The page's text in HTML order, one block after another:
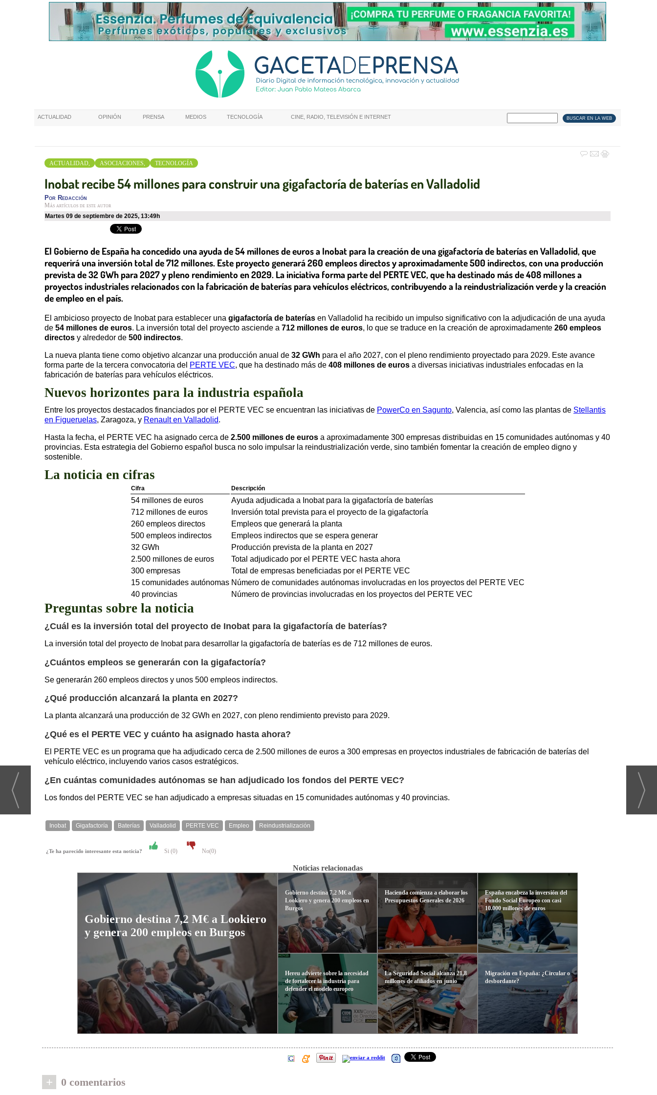
ACTUALIDAD OPINIÓN PRENSA MEDIOS TECNOLOGÍA CINE, RADIO, TELEVISIÓN E INTERNET
ACTUALIDAD, ASOCIACIONES, TECNOLOGÍA
Inobat recibe 54 millones para construir una gigafactoría de baterías en Valladolid
Por Redacción
Más artículos de este autor
martes 09 de septiembre de 2025, 13:49h
El Gobierno de España ha concedido una ayuda de 54 millones de euros a Inobat para la creación de una gigafactoría de baterías en Valladolid, que
requerirá una inversión total de 712 millones. Este proyecto generará 260 empleos directos y aproximadamente 500 indirectos, con una producción
prevista de 32 GWh para 2027 y pleno rendimiento en 2029. La iniciativa forma parte del PERTE VEC, que ha destinado más de 408 millones a
proyectos industriales relacionados con la fabricación de baterías para vehículos eléctricos, contribuyendo a la reindustrialización verde y la creación
de empleo en el país.
El ambicioso proyecto de Inobat para establecer una gigafactoría de baterías en Valladolid ha recibido un impulso significativo con la adjudicación de una ayuda
de 54 millones de euros. La inversión total del proyecto asciende a 712 millones de euros, lo que se traduce en la creación de aproximadamente 260 empleos
directos y alrededor de 500 indirectos.
La nueva planta tiene como objetivo alcanzar una producción anual de 32 GWh para el año 2027, con el pleno rendimiento proyectado para 2029. Este avance
forma parte de la tercera convocatoria del PERTE VEC, que ha destinado más de 408 millones de euros a diversas iniciativas industriales enfocadas en la
fabricación de baterías para vehículos eléctricos.
Nuevos horizontes para la industria española
Entre los proyectos destacados financiados por el PERTE VEC se encuentran las iniciativas de PowerCo en Sagunto, Valencia, así como las plantas de Stellantis
en Figueruelas, Zaragoza, y Renault en Valladolid.
Hasta la fecha, el PERTE VEC ha asignado cerca de 2.500 millones de euros a aproximadamente 300 empresas distribuidas en 15 comunidades autónomas y 40
provincias. Esta estrategia del Gobierno español busca no solo impulsar la reindustrialización verde, sino también fomentar la creación de empleo digno y
sostenible.
La noticia en cifras
Cifra Descripción
54 millones de euros
Ayuda adjudicada a Inobat para la gigafactoría de baterías
712 millones de euros
Inversión total prevista para el proyecto de la gigafactoría
260 empleos directos
Empleos que generará la planta
500 empleos indirectos
Empleos indirectos que se espera generar
32 GWh
Producción prevista de la planta en 2027
2.500 millones de euros
Total adjudicado por el PERTE VEC hasta ahora
300 empresas
Total de empresas beneficiadas por el PERTE VEC
15 comunidades autónomas Número de comunidades autónomas involucradas en los proyectos del PERTE VEC
40 provincias
Número de provincias involucradas en los proyectos del PERTE VEC
Preguntas sobre la noticia
¿Cuál es la inversión total del proyecto de Inobat para la gigafactoría de baterías?
La inversión total del proyecto de Inobat para desarrollar la gigafactoría de baterías es de 712 millones de euros.
¿Cuántos empleos se generarán con la gigafactoría?
Se generarán 260 empleos directos y unos 500 empleos indirectos.
¿Qué producción alcanzará la planta en 2027?
La planta alcanzará una producción de 32 GWh en 2027, con pleno rendimiento previsto para 2029.
¿Qué es el PERTE VEC y cuánto ha asignado hasta ahora?
El PERTE VEC es un programa que ha adjudicado cerca de 2.500 millones de euros a 300 empresas en proyectos industriales de fabricación de baterías del
vehículo eléctrico, incluyendo varios casos estratégicos.
¿En cuántas comunidades autónomas se han adjudicado los fondos del PERTE VEC?
Los fondos del PERTE VEC se han adjudicado a empresas situadas en 15 comunidades autónomas y 40 provincias.
Inobat Gigafactoría Baterías Valladolid PERTE VEC Empleo Reindustrialización
¿Te ha parecido interesante esta noticia? Si (0) No(0)
Noticias relacionadas
Gobierno destina 7,2 M€ a Lookiero
y genera 200 empleos en Burgos
Gobierno destina 7,2 M€ a
Lookiero y genera 200 empleos en
Burgos
Hereu advierte sobre la necesidad
de fortalecer la industria para
defender el modelo europeo
Hacienda comienza a elaborar los
Presupuestos Generales de 2026
La Seguridad Social alcanza 21,8
millones de afiliados en junio
España encabeza la inversión del
Fondo Social Europeo con casi
10.000 millones de euros
Migración en España: ¿Circular o
desbordante?
+ 0 comentarios